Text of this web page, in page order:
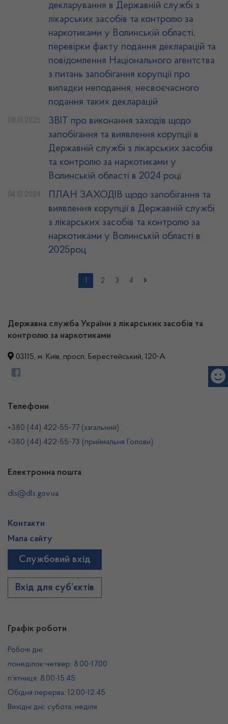
декларування в Державній службі з
лікарських засобів та контролю за
наркотиками у Волинській області,
перевірки факту подання декларацій та
повідомлення Національного агентства
з питань запобігання корупції про
випадки неподання, несвоєчасного
подання таких декларацій
08.01.2025
ЗВІТ про виконання заходів щодо
запобігання та виявлення корупції в
Державній службі з лікарських засобів
та контролю за наркотиками у
Волинській області в 2024 році
04.12.2024
ПЛАН ЗАХОДІВ щодо запобігання та
виявлення корупції в Державній службі
з лікарських засобів та контролю за
наркотиками у Волинській області в
2025роц
2 3 4
Державна служба України з лікарських засобів та
контролю за наркотиками
03115, м. Київ, просп. Берестейський, 120-А
Графік роботи
Робочі дні:
понеділок-четвер: 8.00-17.00
п’ятниця: 8.00-15.45
Обідня перерва: 12.00-12.45
Вихідні дні: субота, неділя
Телефони
+380 (44) 422-55-77 (загальний)
+380 (44) 422-55-73 (приймальня Голови)
Електронна пошта
dls@dls.gov.ua
Контакти
Мапа сайту
Службовий вхід
Вхід для суб’єктів